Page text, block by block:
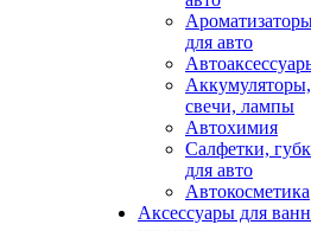
для авто
Аккумуляторы,
свечи, лампы
Автохимия
Салфетки,
для авто
Автокосметика
Аксессуары для